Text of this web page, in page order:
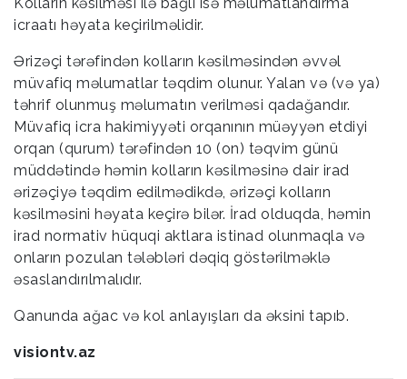
icraatı həyata keçirilməlidir.
Ərizəçi tərəfindən kolların kəsilməsindən əvvəl
müvafiq məlumatlar təqdim olunur. Yalan və (və ya)
təhrif olunmuş məlumatın verilməsi qadağandır.
Müvafiq icra hakimiyyəti orqanının müəyyən etdiyi
orqan (qurum) tərəfindən 10 (on) təqvim günü
müddətində həmin kolların kəsilməsinə dair irad
ərizəçiyə təqdim edilmədikdə, ərizəçi kolların
kəsilməsini həyata keçirə bilər. İrad olduqda, həmin
irad normativ hüquqi aktlara istinad olunmaqla və
onların pozulan tələbləri dəqiq göstərilməklə
əsaslandırılmalıdır.
Qanunda ağac və kol anlayışları da əksini tapıb.
visiontv.az